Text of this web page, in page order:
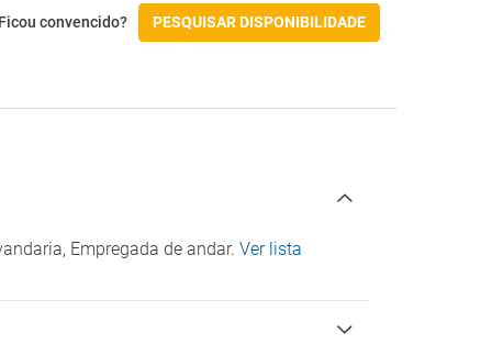
Ginásio e SPA
Acessibilidade
Ficou convencido? PESQUISAR DISPONIBILIDADE
Empregada de andar. Ver lista